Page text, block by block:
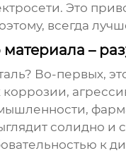
Это
всегда
–
Во-первых,
солидно
к